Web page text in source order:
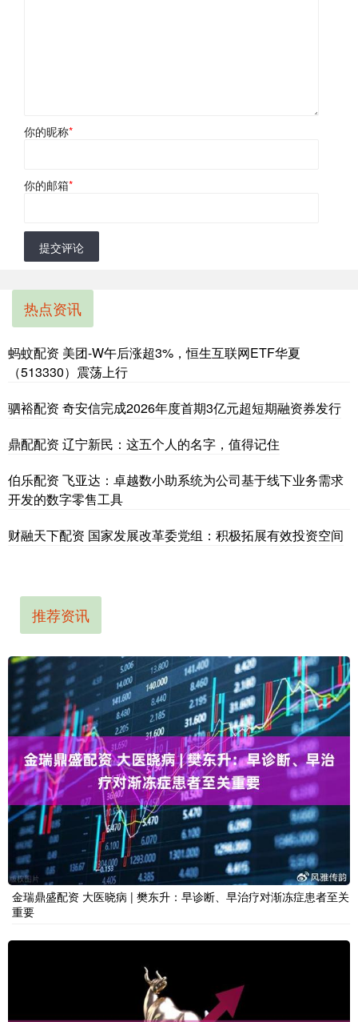
你的昵称*
你的邮箱*
提交评论
热点资讯
蚂蚊配资 美团-W午后涨超3%，恒生互联网ETF华夏
（513330）震荡上行
驷裕配资 奇安信完成2026年度首期3亿元超短期融资券发行
鼎配配资 辽宁新民：这五个人的名字，值得记住
伯乐配资 飞亚达：卓越数小助系统为公司基于线下业务需求
开发的数字零售工具
财融天下配资 国家发展改革委党组：积极拓展有效投资空间
推荐资讯
金瑞鼎盛配资 大医晓病 | 樊东升：早诊断、早治疗对渐冻症患者至关
重要